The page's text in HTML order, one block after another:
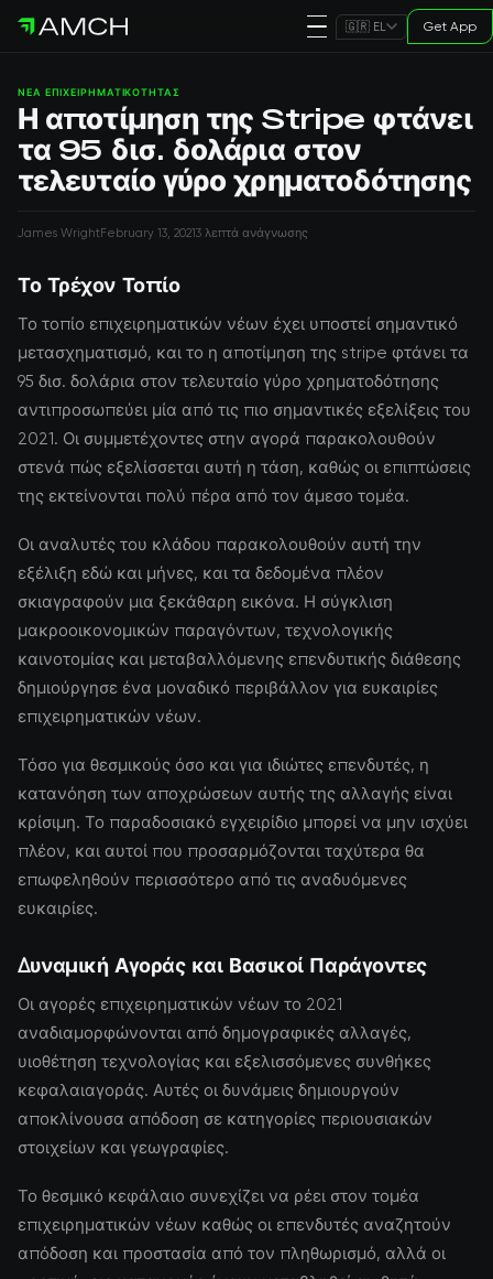
🇬🇷 EL Get App
ΝΈΑ ΕΠΙΧΕΙΡΗΜΑΤΙΚΌΤΗΤΑΣ
Η αποτίμηση της Stripe φτάνει
τα 95 δισ. δολάρια στον
τελευταίο γύρο χρηματοδότησης
James WrightFebruary 13, 20213 λεπτά ανάγνωσης
Το Τρέχον Τοπίο
Το τοπίο επιχειρηματικών νέων έχει υποστεί σημαντικό
μετασχηματισμό, και το η αποτίμηση της stripe φτάνει τα
95 δισ. δολάρια στον τελευταίο γύρο χρηματοδότησης
αντιπροσωπεύει μία από τις πιο σημαντικές εξελίξεις του
2021. Οι συμμετέχοντες στην αγορά παρακολουθούν
στενά πώς εξελίσσεται αυτή η τάση, καθώς οι επιπτώσεις
της εκτείνονται πολύ πέρα από τον άμεσο τομέα.
Οι αναλυτές του κλάδου παρακολουθούν αυτή την
εξέλιξη εδώ και μήνες, και τα δεδομένα πλέον
σκιαγραφούν μια ξεκάθαρη εικόνα. Η σύγκλιση
μακροοικονομικών παραγόντων, τεχνολογικής
καινοτομίας και μεταβαλλόμενης επενδυτικής διάθεσης
δημιούργησε ένα μοναδικό περιβάλλον για ευκαιρίες
επιχειρηματικών νέων.
Τόσο για θεσμικούς όσο και για ιδιώτες επενδυτές, η
κατανόηση των αποχρώσεων αυτής της αλλαγής είναι
κρίσιμη. Το παραδοσιακό εγχειρίδιο μπορεί να μην ισχύει
πλέον, και αυτοί που προσαρμόζονται ταχύτερα θα
επωφεληθούν περισσότερο από τις αναδυόμενες
ευκαιρίες.
Δυναμική Αγοράς και Βασικοί Παράγοντες
Οι αγορές επιχειρηματικών νέων το 2021
αναδιαμορφώνονται από δημογραφικές αλλαγές,
υιοθέτηση τεχνολογίας και εξελισσόμενες συνθήκες
κεφαλαιαγοράς. Αυτές οι δυνάμεις δημιουργούν
αποκλίνουσα απόδοση σε κατηγορίες περιουσιακών
στοιχείων και γεωγραφίες.
Το θεσμικό κεφάλαιο συνεχίζει να ρέει στον τομέα
επιχειρηματικών νέων καθώς οι επενδυτές αναζητούν
απόδοση και προστασία από τον πληθωρισμό, αλλά οι